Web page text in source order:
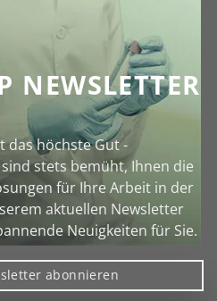
NEWSLETTER
das höchste Gut -
stets bemüht, Ihnen die
für Ihre Arbeit in der
aktuellen Newsletter
Neuigkeiten für Sie.
abonnieren